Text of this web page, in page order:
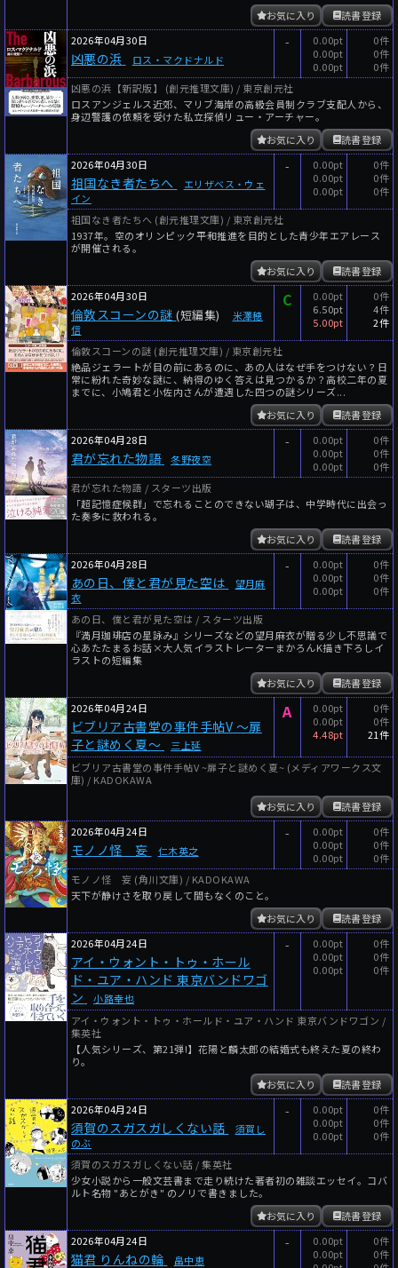
読書登録
お気に入り
2026年04月30日
凶悪の浜 ロス・マクドナルド
-
0.00pt
0.00pt
0.00pt
0件
0件
0件
凶悪の浜【新訳版】 (創元推理文庫) / 東京創元社
ロスアンジェルス近郊、マリブ海岸の高級会員制クラブ支配人から、
身辺警護の依頼を受けた私立探偵リュー・アーチャー。
読書登録
お気に入り
2026年04月30日
祖国なき者たちへ
エリザベス・ウェ
イン
-
0.00pt
0.00pt
0.00pt
0件
0件
0件
祖国なき者たちへ (創元推理文庫) / 東京創元社
1937年。空のオリンピック――平和推進を目的とした青少年エアレース
が開催される。
読書登録
お気に入り
2026年04月30日
倫敦スコーンの謎 (短編集)
米澤穂
信
C
0.00pt
6.50pt
5.00pt
0件
4件
2件
倫敦スコーンの謎 (創元推理文庫) / 東京創元社
絶品ジェラートが目の前にあるのに、あの人はなぜ手をつけない？日
常に紛れた奇妙な謎に、納得のゆく答えは見つかるか？高校二年の夏
までに、小鳩君と小佐内さんが遭遇した四つの謎シリーズ...
読書登録
お気に入り
2026年04月28日
君が忘れた物語 冬野夜空
-
0.00pt
0.00pt
0.00pt
0件
0件
0件
君が忘れた物語 / スターツ出版
「超記憶症候群」で忘れることのできない瑚子は、中学時代に出会っ
た奏多に救われる。
読書登録
お気に入り
2026年04月28日
あの日、僕と君が見た空は
望月麻
衣
-
0.00pt
0.00pt
0.00pt
0件
0件
0件
あの日、僕と君が見た空は / スターツ出版
『満月珈琲店の星詠み』シリーズなどの望月麻衣が贈る少し不思議で
心あたたまるお話×大人気イラストレーターまかろんK描き下ろしイ
ラストの短編集
読書登録
お気に入り
2026年04月24日
ビブリア古書堂の事件手帖V ～扉
子と謎めく夏～
三上延
A
0.00pt
0.00pt
4.48pt
0件
0件
21件
ビブリア古書堂の事件手帖V ~扉子と謎めく夏~ (メディアワークス文
庫) / KADOKAWA
読書登録
お気に入り
2026年04月24日
モノノ怪 妄 仁木英之
-
0.00pt
0.00pt
0.00pt
0件
0件
0件
モノノ怪 妄 (角川文庫) / KADOKAWA
天下が静けさを取り戻して間もなくのこと。
読書登録
お気に入り
2026年04月24日
アイ・ウォント・トゥ・ホール
ド・ユア・ハンド 東京バンドワゴ
ン
小路幸也
-
0.00pt
0.00pt
0.00pt
0件
0件
0件
アイ・ウォント・トゥ・ホールド・ユア・ハンド 東京バンドワゴン /
集英社
【人気シリーズ、第21弾!】花陽と麟太郎の結婚式も終えた夏の終わ
り。
読書登録
お気に入り
2026年04月24日
須賀のスガスガしくない話
須賀し
のぶ
-
0.00pt
0.00pt
0.00pt
0件
0件
0件
須賀のスガスガしくない話 / 集英社
少女小説から一般文芸書まで走り続けた著者初の雑談エッセイ。コバ
ルト名物 "あとがき" のノリで書きました。
読書登録
お気に入り
2026年04月24日
猫君 りんねの輪 畠中恵
-
0.00pt
0.00pt
0件
0件